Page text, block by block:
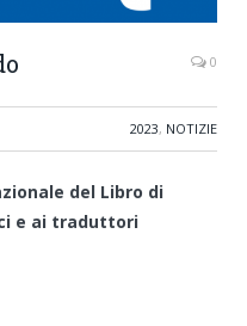
0
2023, NOTIZIE
del Libro di
e ai traduttori